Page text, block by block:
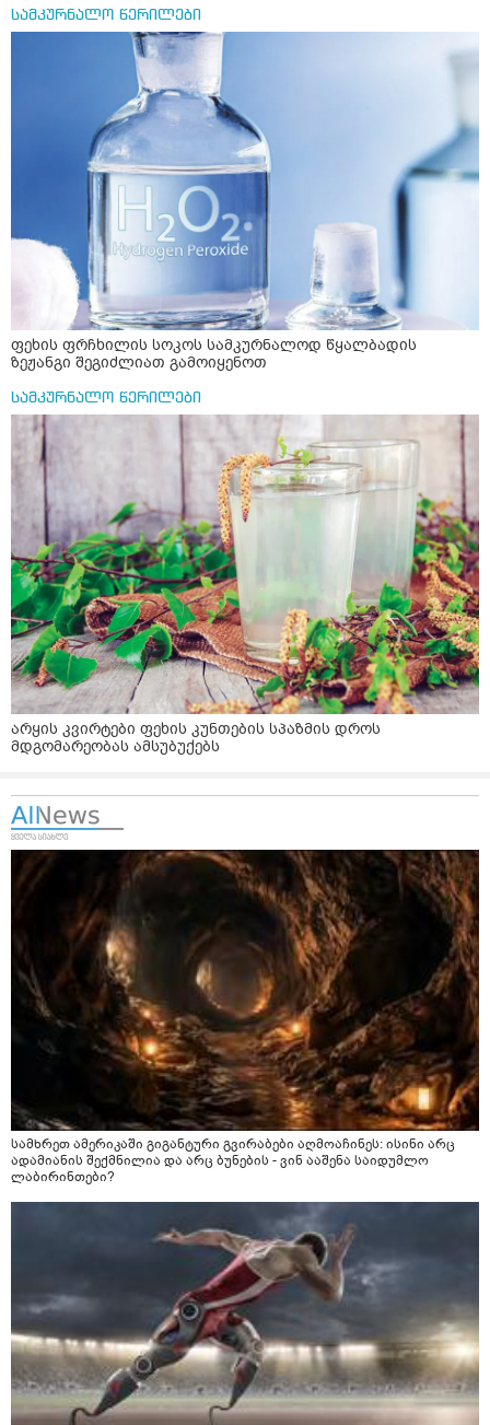
სამკურნალო წერილები
ფეხის ფრჩხილის სოკოს სამკურნალოდ წყალბადის
ზეჟანგი შეგიძლიათ გამოიყენოთ
სამკურნალო წერილები
არყის კვირტები ფეხის კუნთების სპაზმის დროს
მდგომარეობას ამსუბუქებს
სამხრეთ ამერიკაში გიგანტური გვირაბები აღმოაჩინეს: ისინი არც
ადამიანის შექმნილია და არც ბუნების - ვინ ააშენა საიდუმლო
ლაბირინთები?